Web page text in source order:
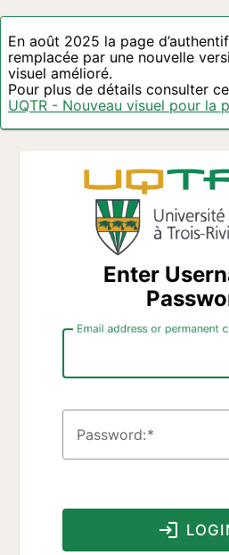
En août 2025 la page
remplacée par une nouvelle
visuel amélioré.
Pour plus de détails consulter
UQTR - Nouveau visuel pour la
Enter
Email address or permanent
Password: